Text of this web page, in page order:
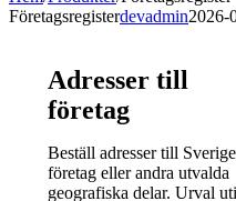
Företagsregisterdevadmin2026-
Adresser till
företag
Beställ adresser till
företag eller andra utvalda
geografiska delar. Urval